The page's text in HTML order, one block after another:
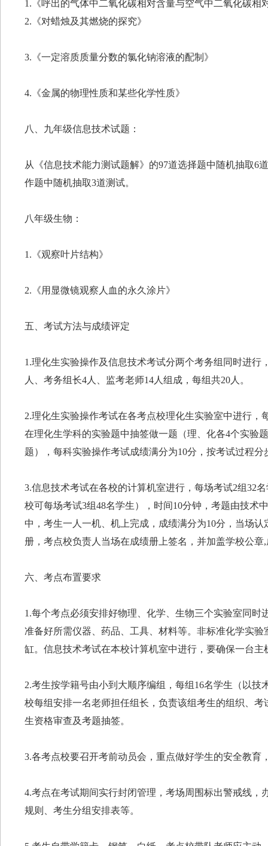
1.《呼出的气体中二氧化碳相对含量与空气中二氧化碳相
2.《对蜡烛及其燃烧的探究》
3.《一定溶质质量分数的氯化钠溶液的配制》
4.《金属的物理性质和某些化学性质》
八、九年级信息技术试题：
从《信息技术能力测试题解》的97道选择题中随机抽取6
作题中随机抽取3道测试。
八年级生物：
1.《观察叶片结构》
2.《用显微镜观察人血的永久涂片》
五、考试方法与成绩评定
1.理化生实验操作及信息技术考试分两个考务组同时进行
人、考务组长4人、监考老师14人组成，每组共20人。
2.理化生实验操作考试在各考点校理化生实验室中进行，
在理化生学科的实验题中抽签做一题（理、化各4个实验
题），每科实验操作考试成绩满分为10分，按考试过程
3.信息技术考试在各校的计算机室进行，每场考试2组32
校可每场考试3组48名学生），时间10分钟，考题由技术
中，考生一人一机、机上完成，成绩满分为10分，当场
册，考点校负责人当场在成绩册上签名，并加盖学校公章
六、考点布置要求
1.每个考点必须安排好物理、化学、生物三个实验室同时
准备好所需仪器、药品、工具、材料等。非标准化学实
缸。信息技术考试在本校计算机室中进行，要确保一台
2.考生按学籍号由小到大顺序编组，每组16名学生（以技
校每组安排一名老师担任组长，负责该组考生的组织、
生资格审查及考题抽签。
3.各考点校要召开考前动员会，重点做好学生的安全教育
4.考点在考试期间实行封闭管理，考场周围标出警戒线，
规则、考生分组安排表等。